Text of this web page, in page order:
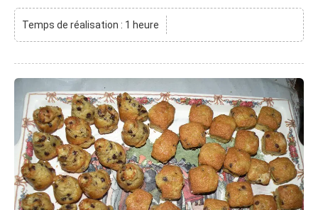
Temps de réalisation : 1 heure